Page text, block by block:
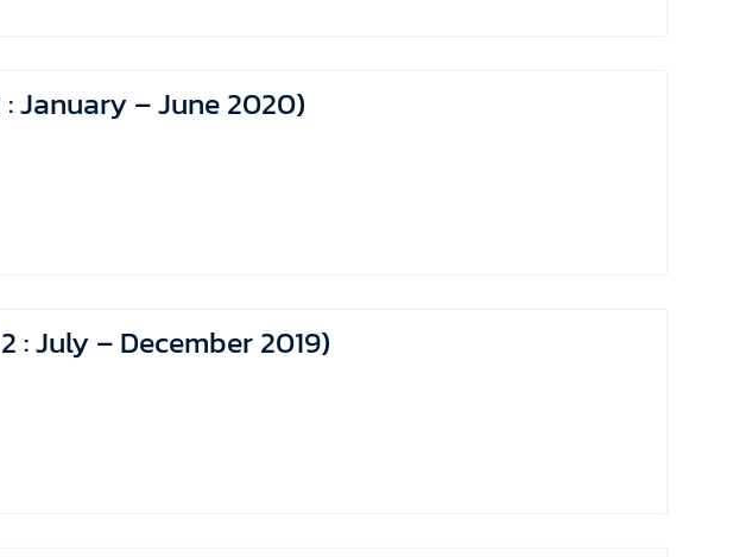
January – June 2020)
: July – December 2019)